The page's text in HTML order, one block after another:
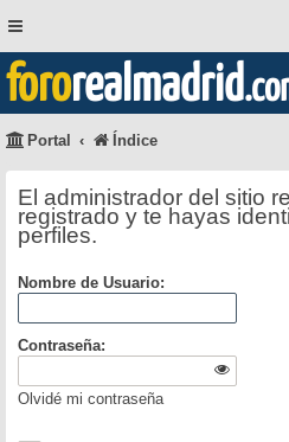
fororealmadrid
Portal Índice
El administrador del sitio
registrado y te hayas
perfiles.
Nombre de Usuario:
Contraseña:
Olvidé mi contraseña